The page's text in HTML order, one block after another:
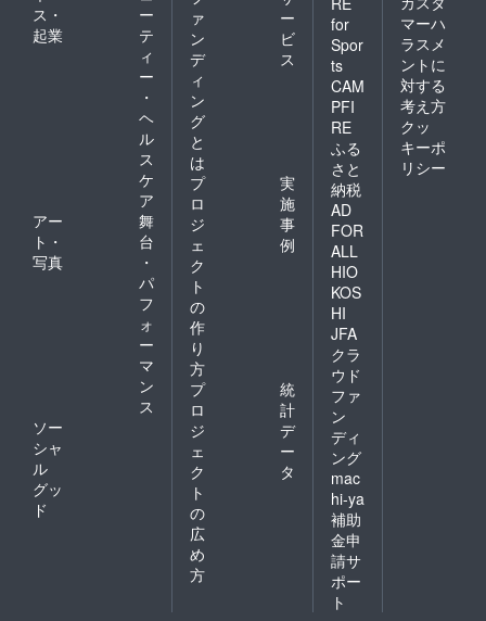
ス・
起業
ー
テ
ィ
ー
・
ヘ
ル
ス
ケ
ア
アー
ト・
写真
舞
台
・
パ
フ
ォ
ー
マ
ン
ス
ソー
シャ
ル
グッ
ド
ァ
ン
デ
ィ
ン
グ
と
は
ー
ビ
ス
プ
ロ
ジ
ェ
ク
ト
の
作
り
方
実
施
事
例
プ
ロ
ジ
ェ
ク
ト
の
広
め
方
統
計
デ
ー
タ
for
Spor
ts
CAM
PFI
RE
ふる
さと
納税
AD
FOR
ALL
HIO
KOS
HI
JFA
クラ
ウド
ファ
ン
ディ
ング
mac
hi-ya
補助
金申
請サ
ポー
ト
マーハ
ラスメ
ントに
対する
考え方
クッ
キーポ
リシー